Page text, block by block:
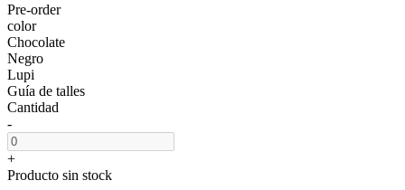
Pre-order
color
Chocolate
Negro
Lupi
Guía de talles
Cantidad
-
+
Producto sin stock